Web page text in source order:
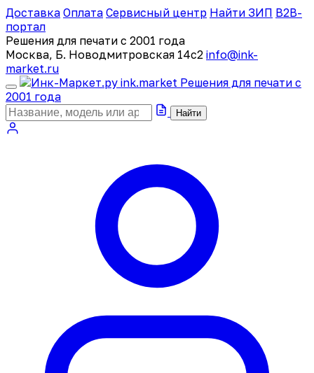
Доставка Оплата Сервисный центр Найти ЗИП B2B-
портал
Решения для печати с 2001 года
Москва, Б. Новодмитровская 14с2 info@ink-
market.ru
ink.market Решения для печати с
2001 года
Найти